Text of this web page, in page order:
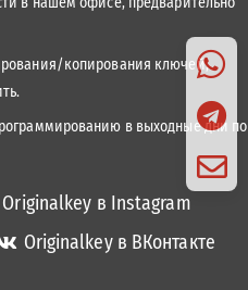
копирования ключей,
в выходные дни по
Originalkey в Instagram
Originalkey в ВКонтакте